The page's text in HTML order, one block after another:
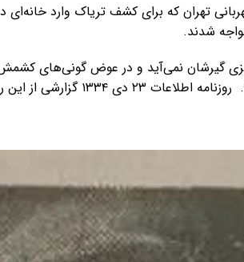
شهربانی تهران که برای کشف تریاک وارد
شدند.
گیرشان نمی‌آید و در عوض گونی‌های
از این رویداد منتشر کرد.